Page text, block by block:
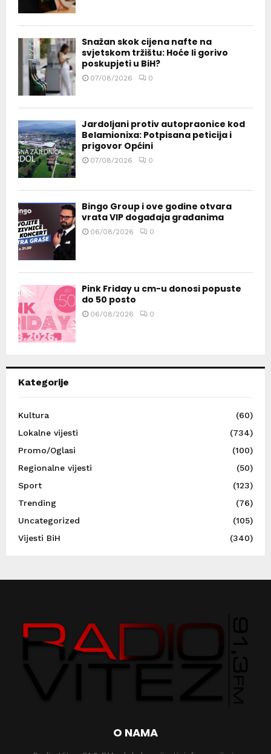
Snažan skok cijena nafte na
svjetskom tržištu: Hoće li gorivo
poskupjeti u BiH?
07/08/2026 0
Jardoljani protiv autopraonice kod
Belamionixa: Potpisana peticija i
prigovor Općini
07/08/2026 0
Bingo Group i ove godine otvara
vrata VIP događaja građanima
06/08/2026 0
Pink Friday u cm-u donosi popuste
do 50 posto
06/08/2026 0
Kategorije
Kultura
(60)
Lokalne vijesti
(734)
Promo/Oglasi
(100)
Regionalne vijesti
(50)
Sport
(123)
Trending
(76)
Uncategorized
(105)
Vijesti BiH
(340)
O NAMA